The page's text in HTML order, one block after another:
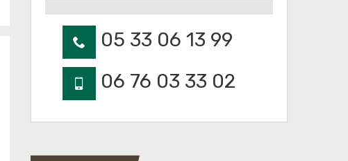
05 33 06 13 99
06 76 03 33 02